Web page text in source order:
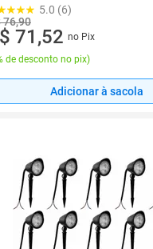
5.0 (6)
76,90
71,52 no Pix
de desconto no pix)
Adicionar à sacola